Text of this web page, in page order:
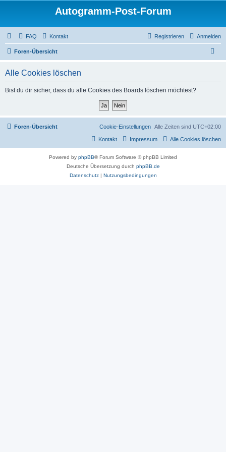
Autogramm-Post-Forum
FAQ Kontakt Anmelden
Registrieren
Foren-Übersicht
Alle Cookies löschen
Bist du dir sicher, dass du alle Cookies des Boards löschen möchtest?
Foren-Übersicht Alle Zeiten sind UTC+02:00
Cookie-Einstellungen
Alle Cookies löschen
Impressum
Kontakt
Powered by phpBB® Forum Software © phpBB Limited
Deutsche Übersetzung durch phpBB.de
Datenschutz| Nutzungsbedingungen